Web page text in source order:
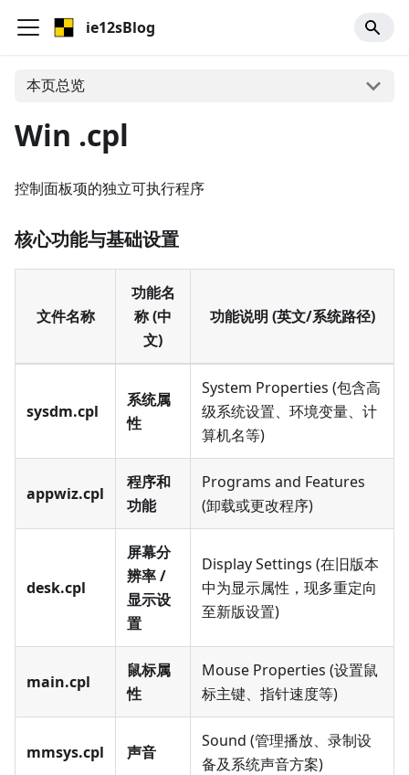
ie12sBlog
本页总览
Win .cpl
控制面板项的独立可执行程序
核心功能与基础设置
文件名称
功能名
称 (中
文)
功能说明 (英文/系统路径)
sysdm.cpl
系统属
性
System Properties (包含高
级系统设置、环境变量、计
算机名等)
appwiz.cpl
程序和
功能
Programs and Features
(卸载或更改程序)
desk.cpl
屏幕分
辨率 /
显示设
置
Display Settings (在旧版本
中为显示属性，现多重定向
至新版设置)
main.cpl
鼠标属
性
Mouse Properties (设置鼠
标主键、指针速度等)
mmsys.cpl 声音
Sound (管理播放、录制设
备及系统声音方案)